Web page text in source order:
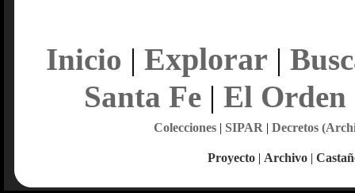
Inicio | Explorar |
Santa Fe| El Orden
Colecciones| SIPAR | Decretos
Proyecto | Archivo |